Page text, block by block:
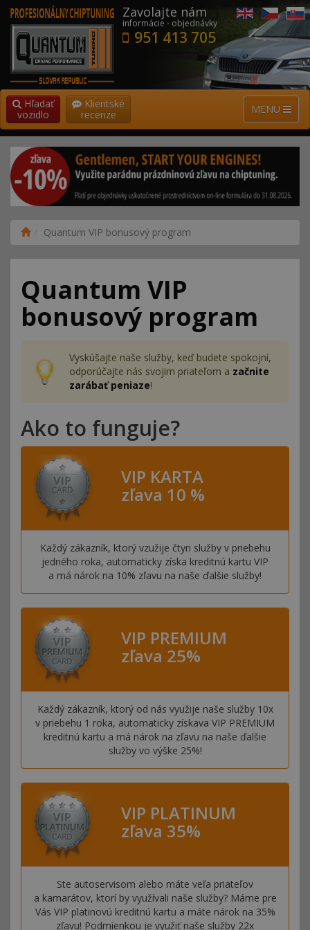
Zavolajte nám
informácie - objednávky
951 413 705
MENU
Hľadať
vozidlo
Klientské
recenze
Quantum VIP bonusový program
Quantum VIP
bonusový program
Vyskúšajte naše služby, keď budete spokojní,
odporúčajte nás svojim priateľom a začnite
zarábať peniaze!
Ako to funguje?
VIP KARTA
zľava 10 %
Každý zákazník, ktorý vzužije čtyri služby v priebehu
jedného roka, automaticky získa kreditnú kartu VIP
a má nárok na 10% zľavu na naše ďalšie služby!
VIP PREMIUM
zľava 25%
Každý zákazník, ktorý od nás využije naše služby 10x
v priebehu 1 roka, automaticky získava VIP PREMIUM
kreditnú kartu a má nárok na zľavu na naše ďalšie
služby vo výške 25%!
VIP PLATINUM
zľava 35%
Ste autoservisom alebo máte veľa priateľov
a kamarátov, ktorí by využívali naše služby? Máme pre
Vás VIP platinovú kreditnú kartu a máte nárok na 35%
zľavu! Podmienkou je využiť naše služby 22x